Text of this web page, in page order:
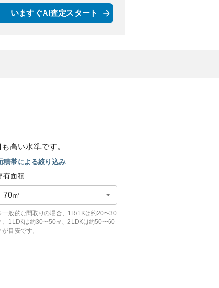
いますぐAI査定スタート
も高い水準です。
積帯による絞り込み
有面積
70㎡
般的な間取りの場合、1R/1Kは約20〜30
、1LDKは約30〜50㎡、2LDKは約50〜60
が目安です。